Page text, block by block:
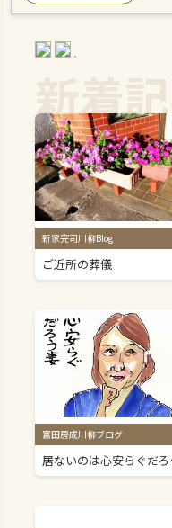
新着
新家完司川柳Blog
ご近所の葬儀
富田房成川柳ブログ
居ないのは心安らぐだ